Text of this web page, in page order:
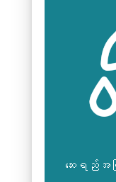
ဆေးရည်အ